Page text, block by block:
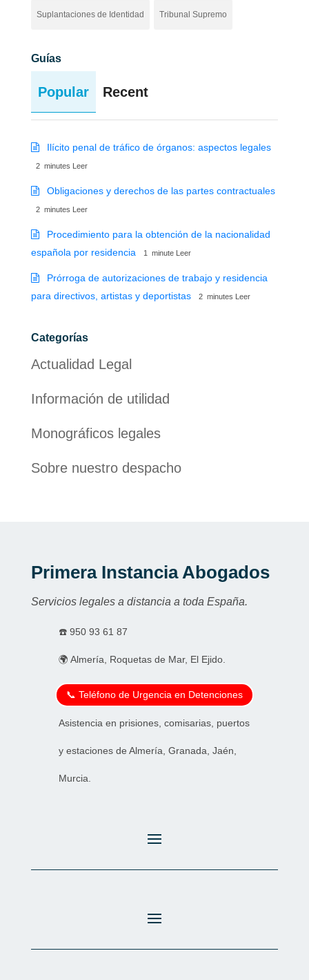
Suplantaciones de Identidad Tribunal Supremo
Guías
Popular Recent
Ilícito penal de tráfico de órganos: aspectos legales
2 minutes Leer
Obligaciones y derechos de las partes contractuales
2 minutes Leer
Procedimiento para la obtención de la nacionalidad
española por residencia
1 minute Leer
Prórroga de autorizaciones de trabajo y residencia
para directivos, artistas y deportistas
2 minutes Leer
Categorías
Actualidad Legal
Información de utilidad
Monográficos legales
Sobre nuestro despacho
Primera Instancia Abogados
Servicios legales a distancia a toda España.
☎️ 950 93 61 87
🌍 Almería, Roquetas de Mar, El Ejido.
📞 Teléfono de Urgencia en Detenciones
Asistencia en prisiones, comisarias, puertos
y estaciones de Almería, Granada, Jaén,
Murcia.